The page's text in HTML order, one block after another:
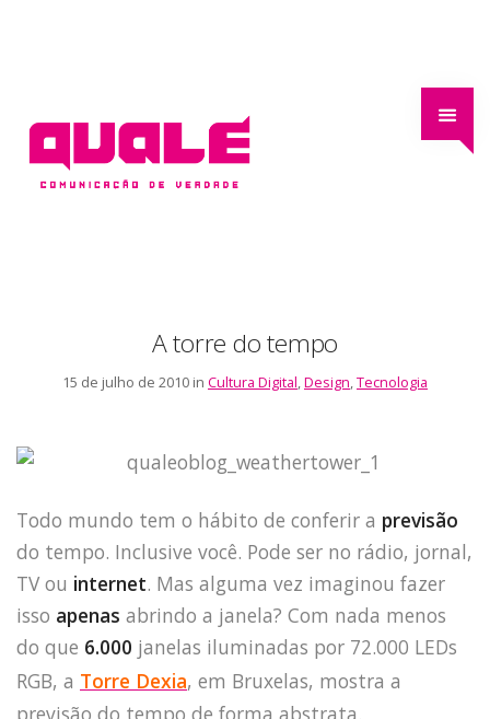
A torre do tempo
15 de julho de 2010 in Cultura Digital,Design,Tecnologia
Todo mundo tem o hábito de conferir a previsão
do tempo. Inclusive você. Pode ser no rádio, jornal,
TV ou internet. Mas alguma vez imaginou fazer
isso apenas abrindo a janela? Com nada menos
do que 6.000 janelas iluminadas por 72.000 LEDs
RGB, a Torre Dexia, em Bruxelas, mostra a
previsão do tempo de forma abstrata.